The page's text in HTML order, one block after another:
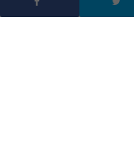
Rapporto